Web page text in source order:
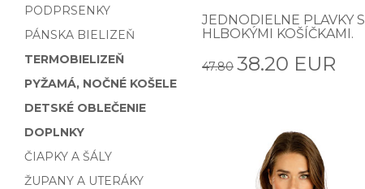
PODPRSENKY
PÁNSKA BIELIZEŇ
TERMOBIELIZEŇ
PYŽAMÁ, NOČNÉ KOŠELE
DETSKÉ OBLEČENIE
DOPLNKY
ČIAPKY A ŠÁLY
ŽUPANY A UTERÁKY
JEDNODIELNE PLAVKY S
HLBOKÝMI KOŠÍČKAMI.
47.80 38.20 EUR